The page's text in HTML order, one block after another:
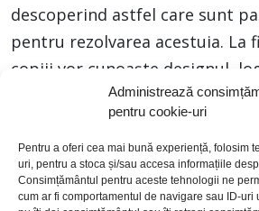
Administrează
pentru cookie-uri
Pentru a oferi cea mai bună experiență, folosim
uri, pentru a stoca și/sau accesa informațiile
Consimțământul pentru aceste tehnologii ne
cum ar fi comportamentul de navigare sau ID-uri
descoperind astfel care sunt
pentru rezolvarea acestuia. La
copiii vor cunoaște designul,
de bază pentru rezolvarea cu
misteriosului puzzle.